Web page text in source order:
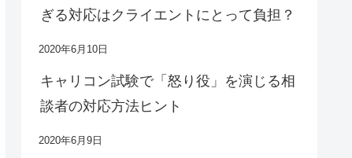
ぎる対応はクライエントにとって負担？
2020年6月10日
キャリコン試験で「怒り役」を演じる相
談者の対応方法ヒント
2020年6月9日